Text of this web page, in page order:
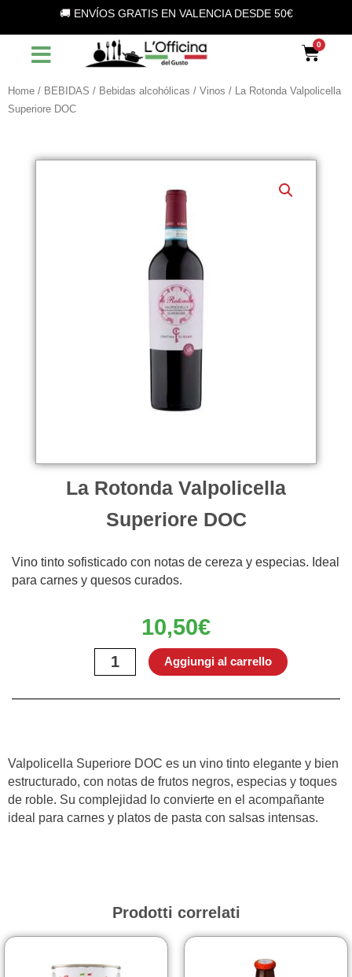
contenuto
🚚 ENVÍOS GRATIS EN VALENCIA DESDE 50€
Home / BEBIDAS / Bebidas alcohólicas / Vinos / La Rotonda Valpolicella
Superiore DOC
La Rotonda Valpolicella
Superiore DOC
Vino tinto sofisticado con notas de cereza y especias. Ideal
para carnes y quesos curados.
10,50€
Rotonda
Aggiungi al carrello
Valpolicella Superiore DOC es un vino tinto elegante y bien
estructurado, con notas de frutos negros, especias y toques
de roble. Su complejidad lo convierte en el acompañante
ideal para carnes y platos de pasta con salsas intensas.
Prodotti correlati